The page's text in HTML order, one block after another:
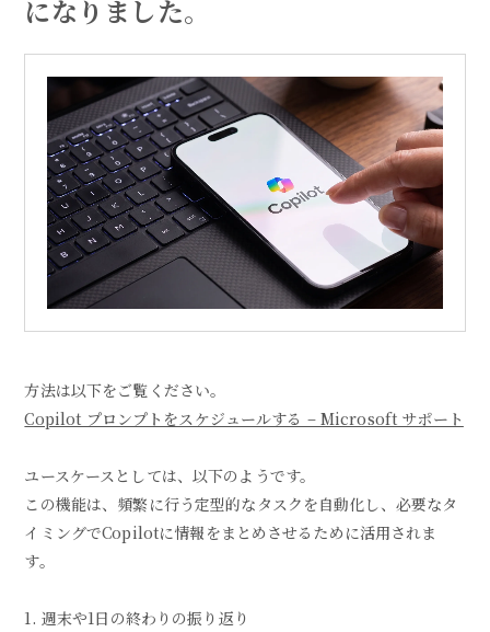
になりました。
方法は以下をご覧ください。
Copilot プロンプトをスケジュールする – Microsoft サポート
ユースケースとしては、以下のようです。
この機能は、頻繁に行う定型的なタスクを自動化し、必要なタ
イミングでCopilotに情報をまとめさせるために活用されま
す。
1. 週末や1日の終わりの振り返り